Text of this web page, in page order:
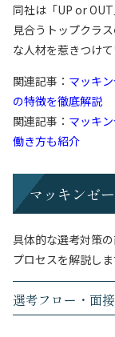
同社は「UP or
見合うトップクラ
な人材を惹きつけて
関連記事： マッキ
の特徴を徹底解説
関連記事： マッキ
働き方も紹介
マッキンゼ
具体的な選考対策
プロセスを解説しま
選考フロー・面